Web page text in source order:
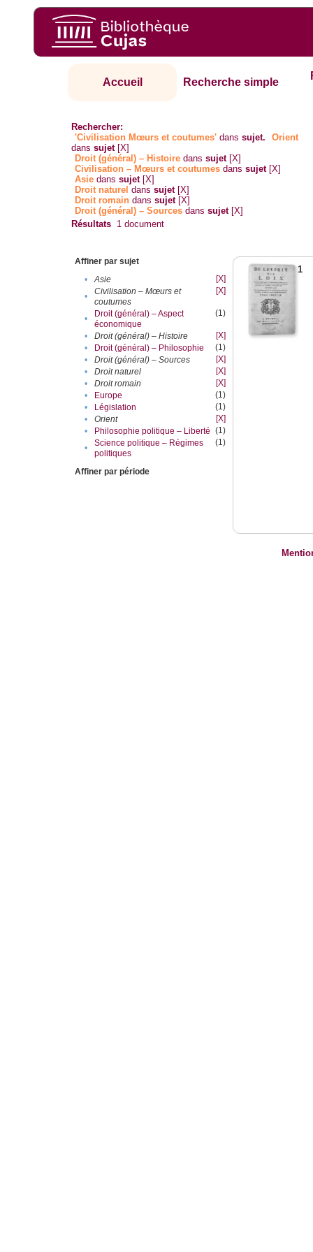
Accueil Recherche simple
Rechercher:
'Civilisation Mœurs et coutumes' danssujet.
Orient
danssujet [X]
Droit (général) – Histoire danssujet [X]
Civilisation – Mœurs et coutumes danssujet [X]
Asie danssujet [X]
Droit naturel danssujet [X]
Droit romain danssujet [X]
Droit (général) – Sources danssujet [X]
Résultats 1 document
Affiner par sujet
•
Asie
[X]
•
Civilisation – Mœurs et
coutumes
[X]
•
Droit (général) – Aspect
économique
(1)
• Droit (général) – Histoire
[X]
•
Droit (général) – Philosophie
(1)
•
Droit (général) – Sources
[X]
•
Droit naturel
[X]
•
Droit romain
[X]
•
Europe
(1)
•
Législation
(1)
•
Orient
[X]
•
Philosophie politique – Liberté (1)
•
Science politique – Régimes
politiques
(1)
Affiner par période
1